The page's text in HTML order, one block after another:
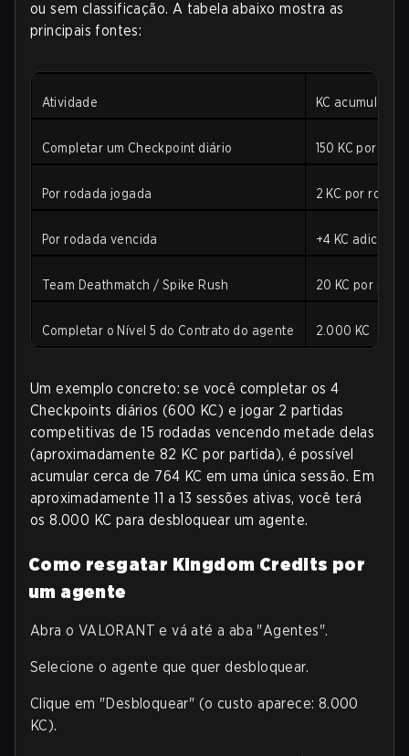
ou sem classificação. A tabela abaixo mostra as
principais fontes:
Atividade KC acumulados
Completar um Checkpoint diário 150 KC por
Por rodada jogada 2 KC por
Por rodada vencida +4 KC
Team Deathmatch / Spike Rush 20 KC por
Completar o Nível 5 do Contrato do agente 2.000 KC
Um exemplo concreto: se você completar os 4
Checkpoints diários (600 KC) e jogar 2 partidas
competitivas de 15 rodadas vencendo metade delas
(aproximadamente 82 KC por partida), é possível
acumular cerca de 764 KC em uma única sessão. Em
aproximadamente 11 a 13 sessões ativas, você terá
os 8.000 KC para desbloquear um agente.
Como resgatar Kingdom Credits por
um agente
Abra o VALORANT e vá até a aba "Agentes".
Selecione o agente que quer desbloquear.
Clique em "Desbloquear" (o custo aparece: 8.000
KC).